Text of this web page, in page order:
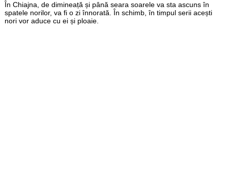
În Chiajna, de dimineață și până seara soarele va sta ascuns în
spatele norilor, va fi o zi înnorată. În schimb, în timpul serii acești
nori vor aduce cu ei și ploaie.